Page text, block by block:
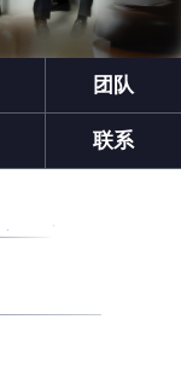
团队
联系